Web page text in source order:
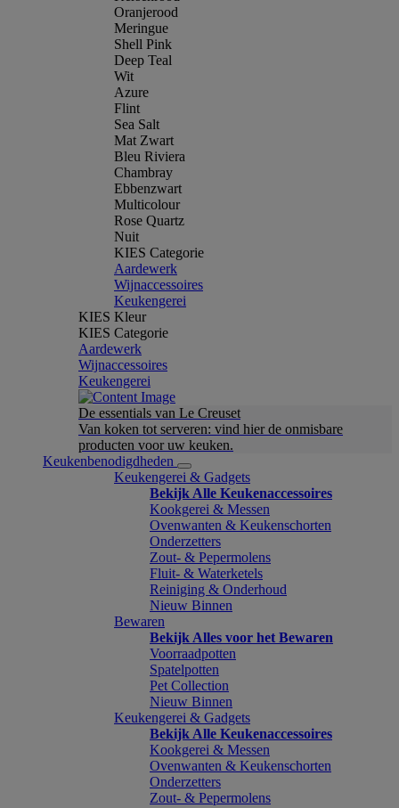
Oranjerood
Meringue
Shell Pink
Deep Teal
Wit
Azure
Flint
Sea Salt
Mat Zwart
Bleu Riviera
Chambray
Ebbenzwart
Multicolour
Rose Quartz
Nuit
KIES Categorie
Aardewerk
Wijnaccessoires
Keukengerei
KIES Kleur
KIES Categorie
Aardewerk
Wijnaccessoires
Keukengerei
De essentials van Le Creuset
Van koken tot serveren: vind hier de onmisbare
producten voor uw keuken.
Keukenbenodigdheden
Keukengerei & Gadgets
Bekijk Alle Keukenaccessoires
Kookgerei & Messen
Ovenwanten & Keukenschorten
Onderzetters
Zout- & Pepermolens
Fluit- & Waterketels
Reiniging & Onderhoud
Nieuw Binnen
Bewaren
Bekijk Alles voor het Bewaren
Voorraadpotten
Spatelpotten
Pet Collection
Nieuw Binnen
Keukengerei & Gadgets
Bekijk Alle Keukenaccessoires
Kookgerei & Messen
Ovenwanten & Keukenschorten
Onderzetters
Zout- & Pepermolens